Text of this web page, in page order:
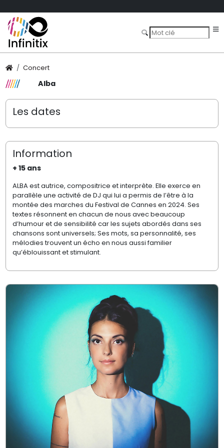
Concert
Alba
Les dates
Information
+ 15 ans
ALBA est autrice, compositrice et interprète. Elle exerce en
parallèle une activité de DJ qui lui a permis de l’être à la
montée des marches du Festival de Cannes en 2024. Ses
textes résonnent en chacun de nous avec beaucoup
d’humour et de sensibilité car les sujets abordés dans ses
chansons sont universels; Ses mots, sa personnalité, ses
mélodies trouvent un écho en nous aussi familier
qu’éblouissant et stimulant.